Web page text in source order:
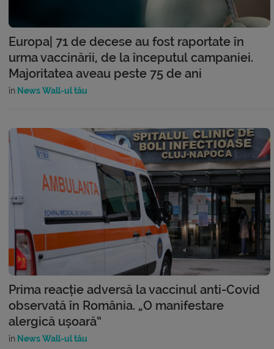
Europa| 71 de decese au fost raportate în
urma vaccinării, de la începutul campaniei.
Majoritatea aveau peste 75 de ani
în News Wall-ul tău
Prima reacție adversă la vaccinul anti-Covid
observată în România. „O manifestare
alergică ușoară”
în News Wall-ul tău